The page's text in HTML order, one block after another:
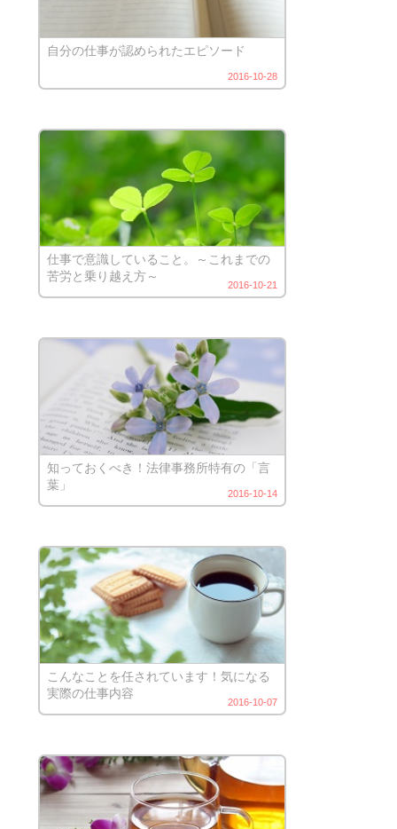
自分の仕事が認められたエピソード
2016-10-28
仕事で意識していること。～これまでの
苦労と乗り越え方～
2016-10-21
知っておくべき！法律事務所特有の「言
葉」
2016-10-14
こんなことを任されています！気になる
実際の仕事内容
2016-10-07